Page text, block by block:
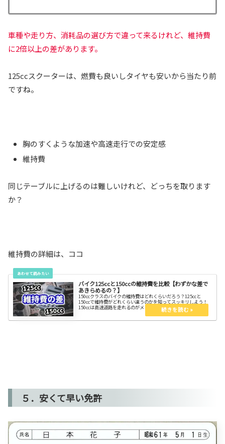
車種や走り方、消耗品の選び方で違って来るけれど、維持費
に2倍以上の差があります。
125ccスクーターは、燃費も良いしタイヤも安いから当たり前
ですね。
胸のすくような加速や高速走行での安定感
維持費
同じテーブルに上げるのは難しいけれど、どっちを取ります
か？
維持費の詳細は、ココ
バイク125ccと150ccの維持費を比較【わずかな差で
あきらめるの？】
150ccクラスのバイクの維持費はどれくらいだろう？125ccと
150ccで維持費がどれくらい違うのかを知ってスッキリしよう！
150ccは高速道路を走れるのがメリット。けれどそのメリットも
維持費の差しだいで色褪せるから、気になるよね!
５．安くて早い免許